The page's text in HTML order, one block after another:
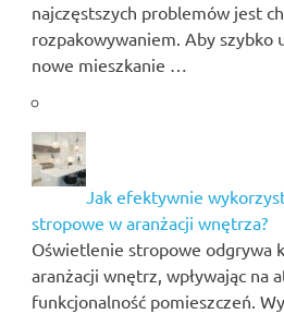
najczęstszych problemów jest
rozpakowywaniem. Aby szybko
nowe mieszkanie …
Jak efektywnie
stropowe w aranżacji wnętrza?
Oświetlenie stropowe odgrywa
aranżacji wnętrz, wpływając na
funkcjonalność pomieszczeń.